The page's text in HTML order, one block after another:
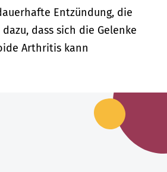
Entzündung, die
dass sich die Gelenke
Arthritis kann